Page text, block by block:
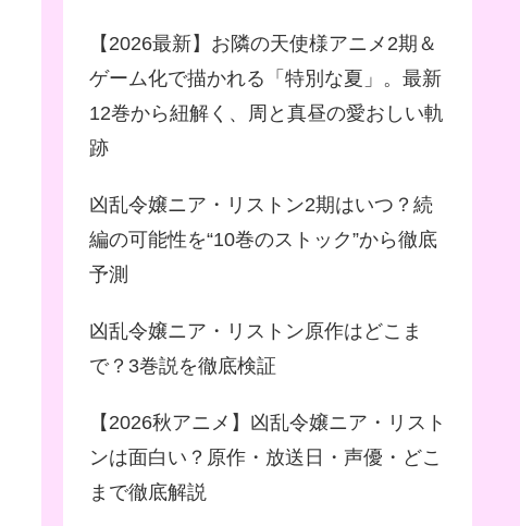
【2026最新】お隣の天使様アニメ2期＆
ゲーム化で描かれる「特別な夏」。最新
12巻から紐解く、周と真昼の愛おしい軌
跡
凶乱令嬢ニア・リストン2期はいつ？続
編の可能性を“10巻のストック”から徹底
予測
凶乱令嬢ニア・リストン原作はどこま
で？3巻説を徹底検証
【2026秋アニメ】凶乱令嬢ニア・リスト
ンは面白い？原作・放送日・声優・どこ
まで徹底解説